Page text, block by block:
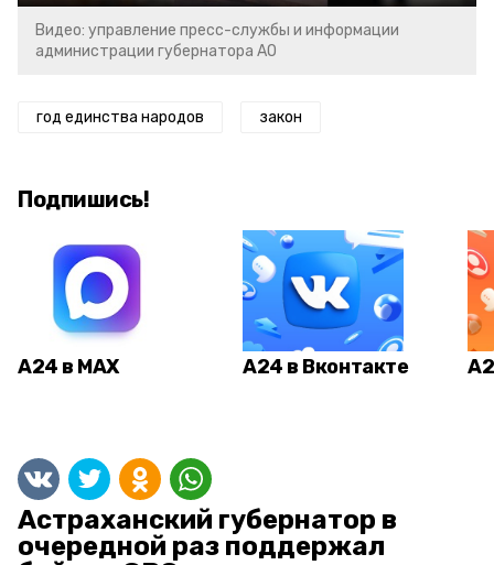
Видео: управление пресс-службы и информации
администрации губернатора АО
год единства народов закон
Подпишись!
А24 в MAX А24 в Вконтакте
Астраханский губернатор в
очередной раз поддержал